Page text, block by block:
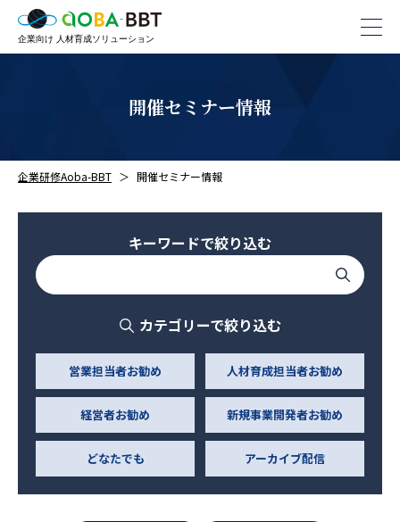
開催セミナー情報
企業研修Aoba-BBT 開催セミナー情報
キーワードで絞り込む
カテゴリーで絞り込む
営業担当者お勧め 人材育成担当者お勧め
経営者お勧め 新規事業開発者お勧め
どなたでも アーカイブ配信